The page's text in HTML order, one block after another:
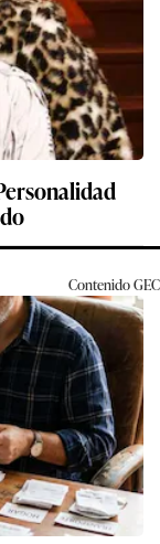
ContenidoGEC